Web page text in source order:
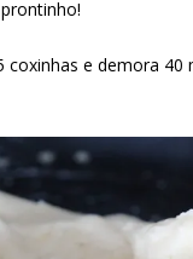
coxinhas e demora